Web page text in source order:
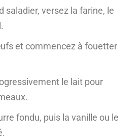
saladier, versez la farine, le
et commencez à fouetter
le lait pour
fondu, puis la vanille ou le